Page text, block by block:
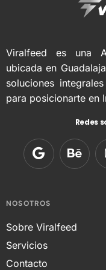
Viralfeed es una
ubicada en
soluciones
para posicionarte en
Redes
NOSOTROS
Sobre Viralfeed
Servicios
Contacto